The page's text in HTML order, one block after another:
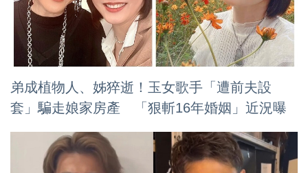
弟成植物人、姊猝逝！玉女歌手「遭前夫設
套」騙走娘家房產 「狠斬16年婚姻」近況曝